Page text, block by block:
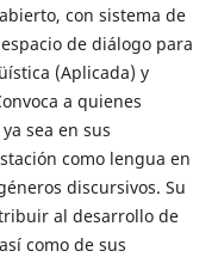
con sistema de
de diálogo para
(Aplicada) y
a quienes
sea en sus
como lengua en
discursivos. Su
al desarrollo de
como de sus